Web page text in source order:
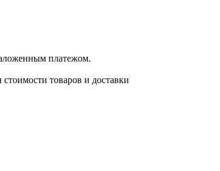
платежом.
товаров и доставки